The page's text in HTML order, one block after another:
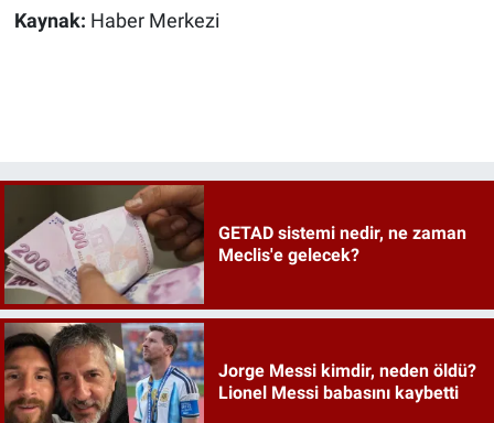
Kaynak: Haber Merkezi
GETAD sistemi nedir, ne zaman
Meclis'e gelecek?
Jorge Messi kimdir, neden öldü?
Lionel Messi babasını kaybetti